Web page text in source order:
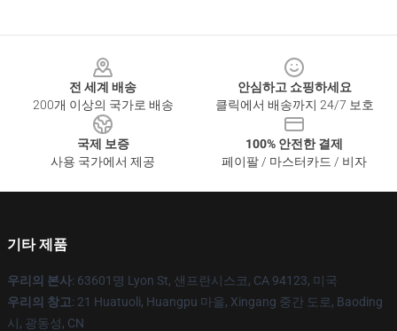
전 세계 배송
200개 이상의 국가로 배송
안심하고 쇼핑하세요
클릭에서 배송까지 24/7 보호
국제 보증
사용 국가에서 제공
100% 안전한 결제
페이팔 / 마스터카드 / 비자
기타 제품
우리의 본사: 63601명 Lyon St, 샌프란시스코, CA 94123, 미국
우리의 창고: 21 Huatuoli, Huangpu 마을, Xingang 중간 도로, Baoding
시, 광동성, CN